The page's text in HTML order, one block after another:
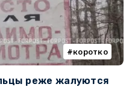
коротко
реже жалуются